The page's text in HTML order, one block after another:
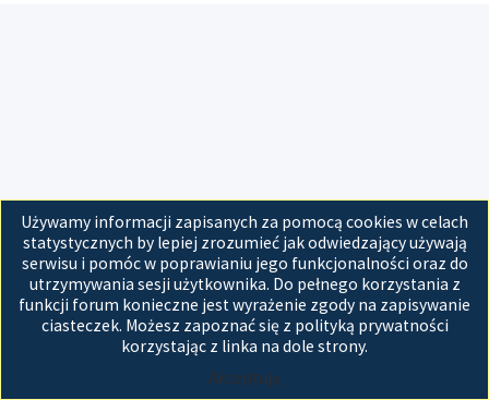
Używamy informacji zapisanych za pomocą cookies w celach
statystycznych by lepiej zrozumieć jak odwiedzający używają
serwisu i pomóc w poprawianiu jego funkcjonalności oraz do
utrzymywania sesji użytkownika. Do pełnego korzystania z
funkcji forum konieczne jest wyrażenie zgody na zapisywanie
ciasteczek. Możesz zapoznać się z polityką prywatności
korzystając z linka na dole strony.
Akceptuję